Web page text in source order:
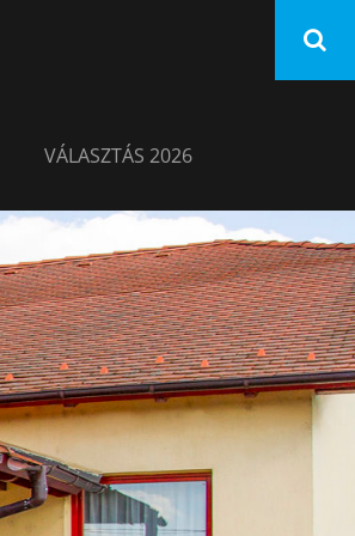
VÁLASZTÁS 2026